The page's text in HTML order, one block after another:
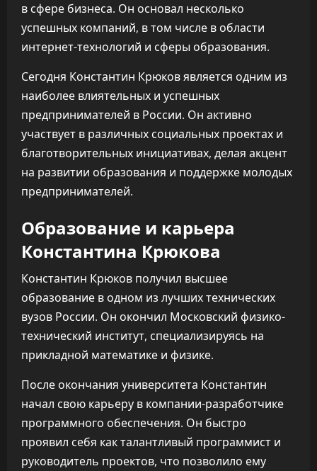
в сфере бизнеса. Он основал несколько
успешных компаний, в том числе в области
интернет-технологий и сферы образования.
Сегодня Константин Крюков является одним из
наиболее влиятельных и успешных
предпринимателей в России. Он активно
участвует в различных социальных проектах и
благотворительных инициативах, делая акцент
на развитии образования и поддержке молодых
предпринимателей.
Образование и карьера
Константина Крюкова
Константин Крюков получил высшее
образование в одном из лучших технических
вузов России. Он окончил Московский физико-
технический институт, специализируясь на
прикладной математике и физике.
После окончания университета Константин
начал свою карьеру в компании-разработчике
программного обеспечения. Он быстро
проявил себя как талантливый программист и
руководитель проектов, что позволило ему